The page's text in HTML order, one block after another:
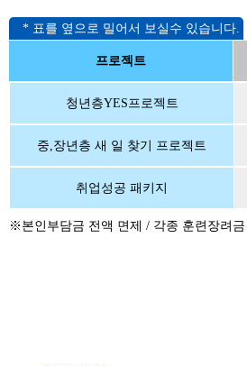
프로젝트
청년층YES프로젝트
중,장년층 새 일 찾기 프로젝트
취업성공 패키지
※본인부담금 전액 면제 / 각종 훈련장려금